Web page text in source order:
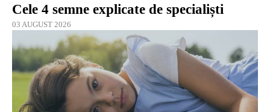
Cele 4 semne explicate de specialiști
03 AUGUST 2026